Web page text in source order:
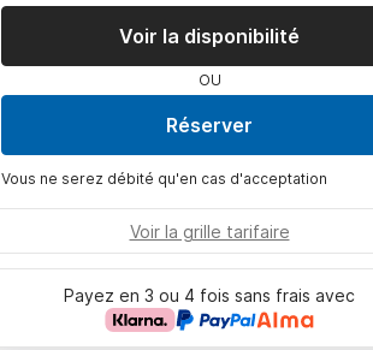
Voir la disponibilité
OU
Réserver
Vous ne serez débité qu'en cas d'acceptation
Voir la grille tarifaire
Payez en 3 ou 4 fois sans frais avec